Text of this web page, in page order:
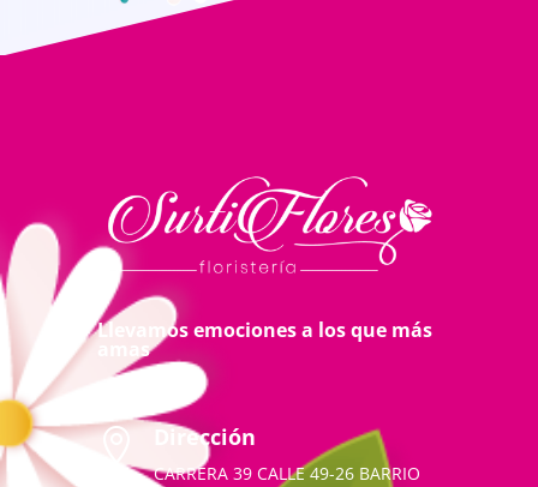
Llevamos emociones a los que más
amas
 Dirección
CARRERA 39 CALLE 49-26 BARRIO